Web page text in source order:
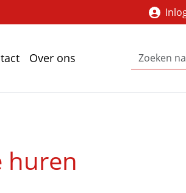
Over ons
huren